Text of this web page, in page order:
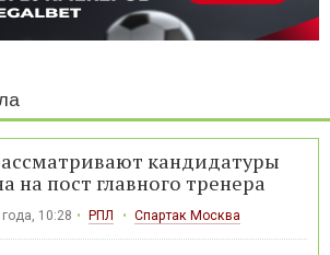
кандидатуры
на пост главного тренера
10:28 РПЛ Спартак Москва